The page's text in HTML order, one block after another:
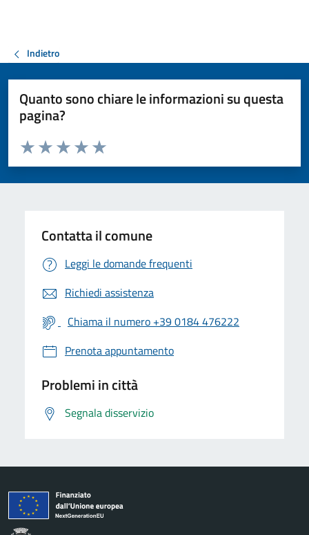
Indietro
Quanto sono chiare le informazioni su questa
pagina?
Valuta da 1 a 5 stelle la pagina
Valuta 5 stelle su 5
Valuta 4 stelle su 5
Valuta 3 stelle su 5
Valuta 2 stelle su 5
Valuta 1 stelle su 5
Contatta il comune
Leggi le domande frequenti
Richiedi assistenza
Chiama il numero +39 0184 476222
Prenota appuntamento
Problemi in città
Segnala disservizio